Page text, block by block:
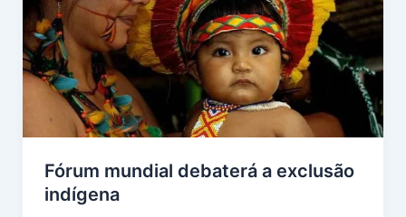
Fórum mundial debaterá a exclusão
indígena